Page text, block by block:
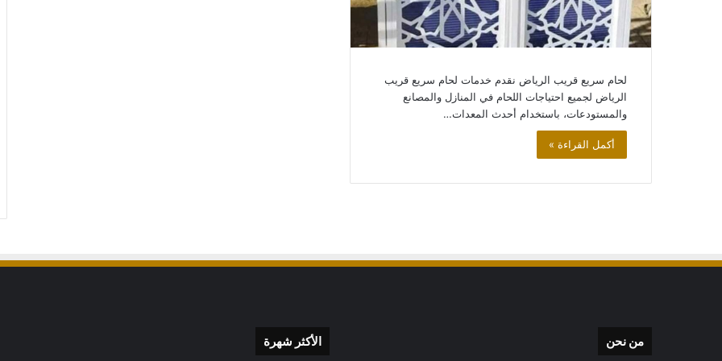
لحام سريع قريب الرياض نقدم خدمات لحام سريع قريب
الرياض لجميع احتياجات اللحام في المنازل والمصانع
والمستودعات، باستخدام أحدث المعدات…
أكمل القراءة »
سواتر
وحواجز
اسعار
سواتر
الحوش
من نحن الأكثر شهرة